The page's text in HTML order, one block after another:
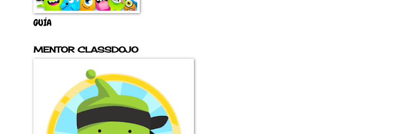
GUÍA
MENTOR CLASSDOJO